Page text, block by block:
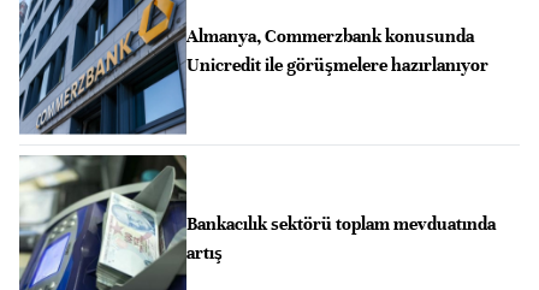
Almanya, Commerzbank konusunda
Unicredit ile görüşmelere hazırlanıyor
Bankacılık sektörü toplam mevduatında
artış